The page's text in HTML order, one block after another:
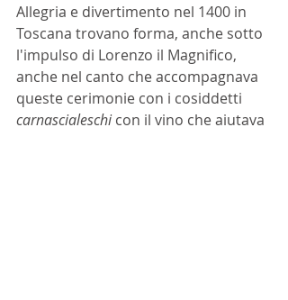
Allegria e divertimento nel 1400 in
Toscana trovano forma, anche sotto
l'impulso di Lorenzo il Magnifico,
anche nel canto che accompagnava
queste cerimonie con i cosiddetti
carnascialeschi con il vino che aiutava